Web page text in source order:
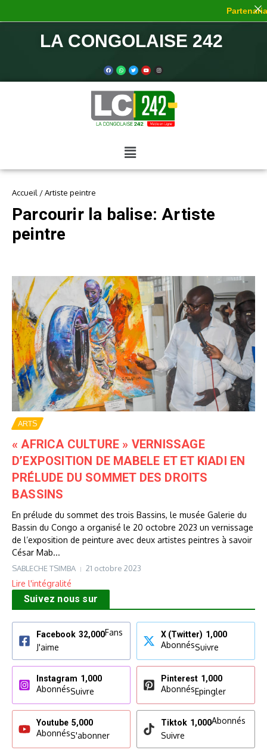
LA CONGOLAISE 242
Accueil /Artiste peintre
Parcourir la balise: Artiste
peintre
ARTS
« AFRICA CULTURE » VERNISSAGE
D’EXPOSITION DE MABELE ET ET KIADI EN
PRÉLUDE DU SOMMET DES DROITS
BASSINS
En prélude du sommet des trois Bassins, le musée Galerie du
Bassin du Congo a organisé le 20 octobre 2023 un vernissage
de l’exposition de peinture avec deux artistes peintres à savoir
César Mab...
SABLECHE TSIMBA 21 octobre 2023
Lire l'intégralité
Suivez nous sur
Facebook 32,000Fans
J'aime
X (Twitter) 1,000
AbonnésSuivre
Instagram 1,000
AbonnésSuivre
Pinterest 1,000
AbonnésEpingler
Youtube 5,000
AbonnésS'abonner
Tiktok 1,000Abonnés
Suivre